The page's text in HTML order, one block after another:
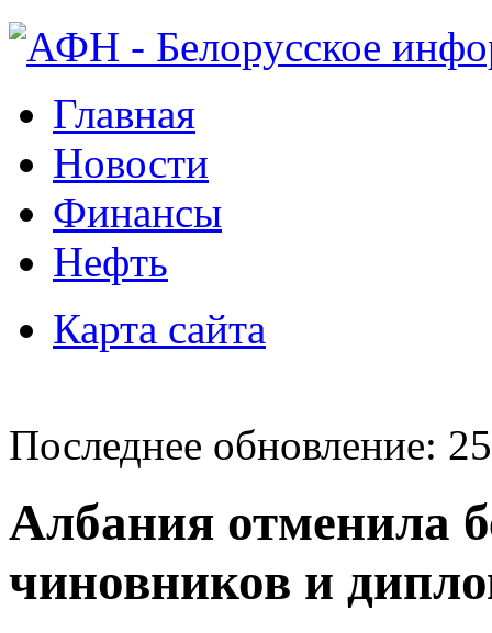
Главная
Новости
Финансы
Нефть
Карта сайта
Последнее обновление:
Албания отменила
чиновников и